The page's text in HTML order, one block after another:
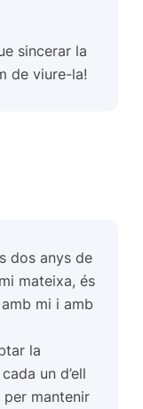
sincerar la
de viure-la!
dos anys de
mateixa, és
mi i amb
la
un d’ell
per mantenir